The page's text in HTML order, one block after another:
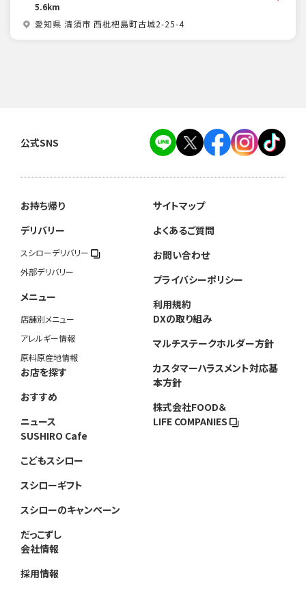
5.6km
愛知県 清須市 西枇杷島町古城2-25-4
公式SNS
お持ち帰り
デリバリー
スシローデリバリー
外部デリバリー
メニュー
店舗別メニュー
アレルギー情報
原料原産地情報
お店を探す
おすすめ
ニュース
SUSHIRO Cafe
こどもスシロー
スシローギフト
スシローのキャンペーン
だっこずし
会社情報
採用情報
サイトマップ
よくあるご質問
お問い合わせ
プライバシーポリシー
利用規約
DXの取り組み
マルチステークホルダー方針
カスタマーハラスメント対応基
本方針
株式会社FOOD＆
LIFE COMPANIES